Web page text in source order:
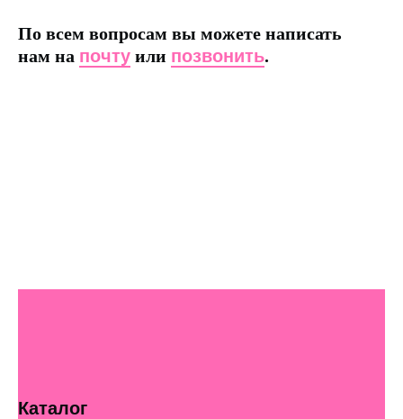
По всем вопросам вы можете написать
нам на почту или позвонить.
Каталог